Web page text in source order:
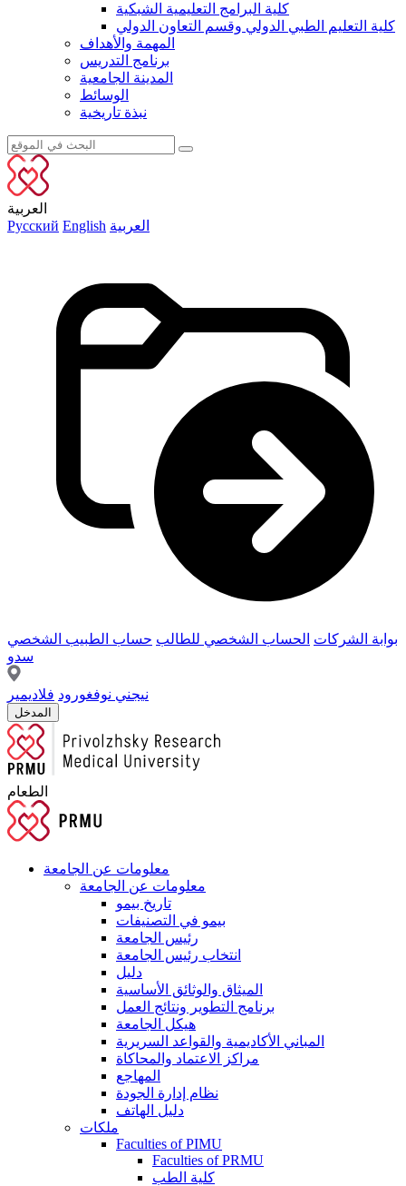
كلية البرامج التعليمية الشبكية
كلية التعليم الطبي الدولي وقسم التعاون الدولي
المهمة والأهداف
برنامج التدريس
المدينة الجامعية
الوسائط
نبذة تاريخية
العربية
Русский English العربية
بوابة الشركات الحساب الشخصي للطالب حساب الطبيب الشخصي
سدو
نيجني نوفغورود فلاديمير
المدخل
الطعام
معلومات عن الجامعة
معلومات عن الجامعة
تاريخ بيمو
بيمو في التصنيفات
رئيس الجامعة
انتخاب رئيس الجامعة
دليل
الميثاق والوثائق الأساسية
برنامج التطوير ونتائج العمل
هيكل الجامعة
المباني الأكاديمية والقواعد السريرية
مراكز الاعتماد والمحاكاة
المهاجع
نظام إدارة الجودة
دليل الهاتف
ملكات
Faculties of PIMU
Faculties of PRMU
كلية الطب